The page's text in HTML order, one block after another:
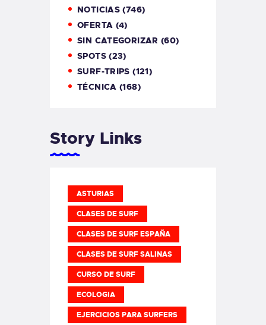
NOTICIAS (746)
OFERTA (4)
SIN CATEGORIZAR (60)
SPOTS(23)
SURF-TRIPS (121)
TÉCNICA (168)
Story Links
ASTURIAS
CLASES DE SURF
CLASES DE SURF ESPAÑA
CLASES DE SURF SALINAS
CURSO DE SURF
ECOLOGIA
EJERCICIOS PARA SURFERS